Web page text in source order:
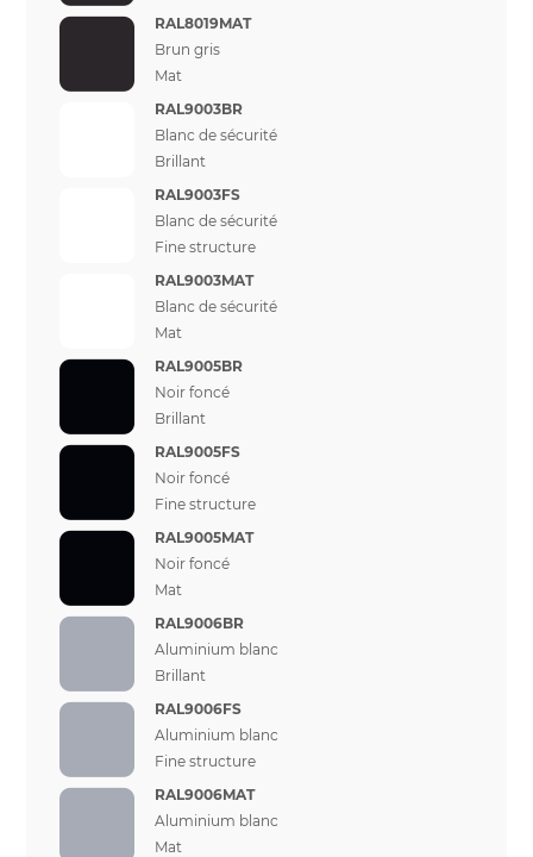
RAL8019MAT
Brun gris
Mat
RAL9003BR
Blanc de sécurité
Brillant
RAL9003FS
Blanc de sécurité
Fine structure
RAL9003MAT
Blanc de sécurité
Mat
RAL9005BR
Noir foncé
Brillant
RAL9005FS
Noir foncé
Fine structure
RAL9005MAT
Noir foncé
Mat
RAL9006BR
Aluminium blanc
Brillant
RAL9006FS
Aluminium blanc
Fine structure
RAL9006MAT
Aluminium blanc
Mat